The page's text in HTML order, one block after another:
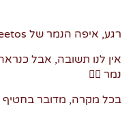
רגע, איפה הנמר של Cheetos?
נמר 🤷‍♂️
בכל מקרה, מדובר בחטיף